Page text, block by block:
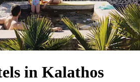
in Kalathos